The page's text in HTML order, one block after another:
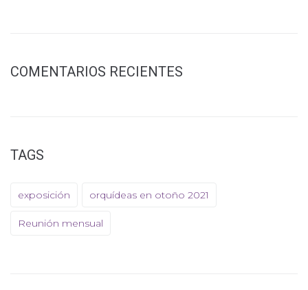
COMENTARIOS RECIENTES
TAGS
exposición orquídeas en otoño 2021
Reunión mensual